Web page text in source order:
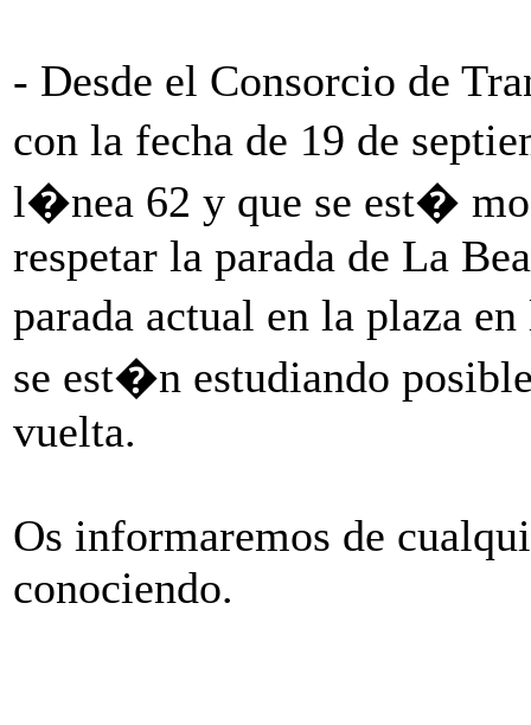
- Desde el Consorcio de
con la fecha de 19 de
l�nea 62 y que se est�
respetar la parada de La
parada actual en la plaza
se est�n estudiando
vuelta.
Os informaremos de
conociendo.